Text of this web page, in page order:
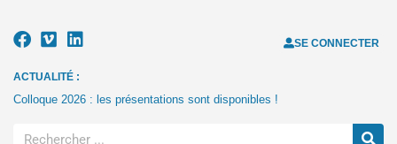
SE CONNECTER
ACTUALITÉ :
Colloque 2026 : les présentations sont disponibles !